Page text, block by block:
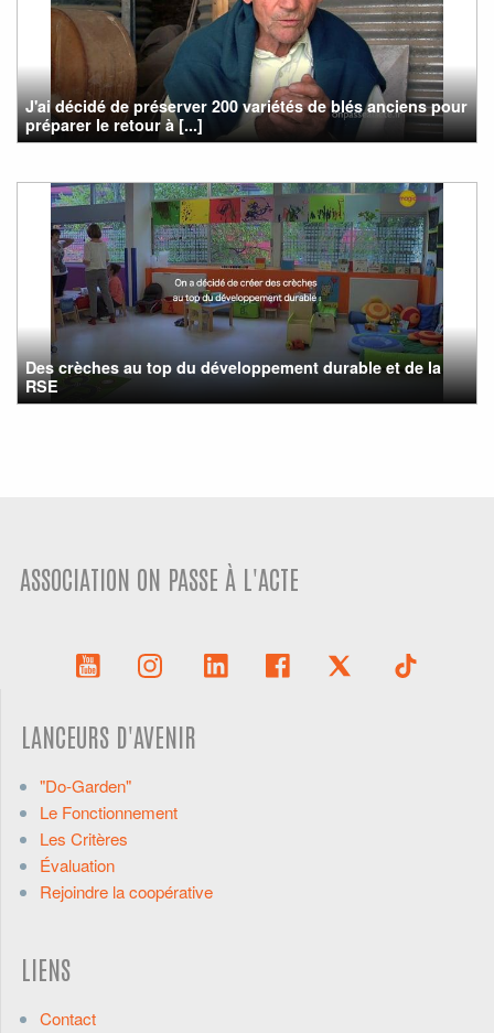
J'ai décidé de préserver 200 variétés de blés anciens pour
préparer le retour à [...]
Des crèches au top du développement durable et de la
RSE
ASSOCIATION ON PASSE À L'ACTE
LANCEURS D'AVENIR
"Do-Garden"
Le Fonctionnement
Les Critères
Évaluation
Rejoindre la coopérative
LIENS
Contact